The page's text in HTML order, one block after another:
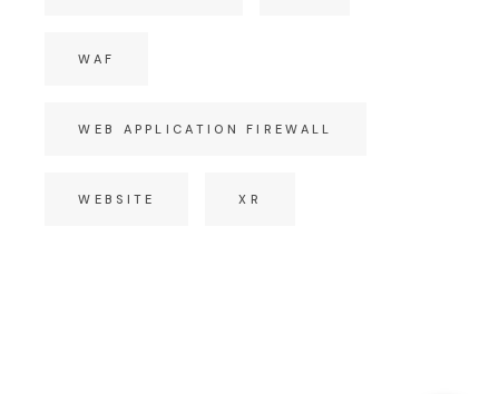
WAF
WEB APPLICATION FIREWALL
WEBSITE XR